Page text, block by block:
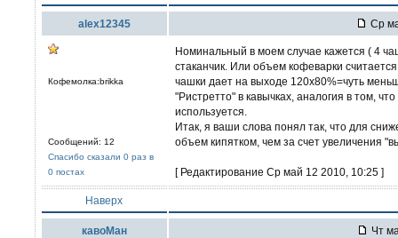
alex12345 Ср
Кофемолка:brikka
Сообщений: 12
Спасибо сказали 0 раз в
0 постах
Номинальный в моем случае кажется ( 4
стаканчик. Или объем кофеварки
чашки дает на выходе 120х80%=чуть
"Ристретто" в кавычках, аналогия в том,
используется.
Итак, я ваши слова понял так, что для
объем кипятком, чем за счет увеличения
[ Редактирование Ср май 12 2010, 10:25 ]
Наверх
кавоМан Чт